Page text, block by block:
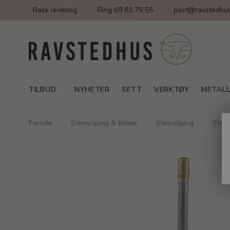
Rask levering Ring 69 83 75 55
TILBUD NYHETER SETT VERKTØY
Forside Steinsliping & kniver Steinsliping